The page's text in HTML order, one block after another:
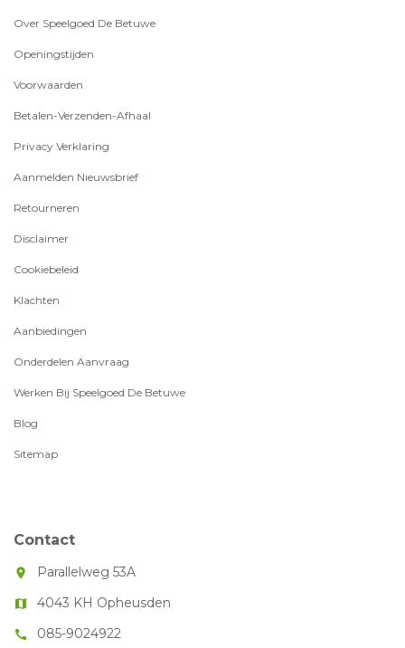
Over Speelgoed De Betuwe
Openingstijden
Voorwaarden
Betalen-Verzenden-Afhaal
Privacy Verklaring
Aanmelden Nieuwsbrief
Retourneren
Disclaimer
Cookiebeleid
Klachten
Aanbiedingen
Onderdelen Aanvraag
Werken Bij Speelgoed De Betuwe
Blog
Sitemap
Contact
room Parallelweg 53A
map 4043 KH Opheusden
call 085-9024922